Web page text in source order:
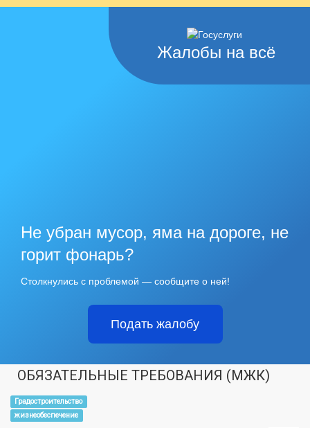
Жалобы на всё
Не убран мусор, яма на дороге, не
горит фонарь?
Столкнулись с проблемой — сообщите о ней!
Подать жалобу
ОБЯЗАТЕЛЬНЫЕ ТРЕБОВАНИЯ (МЖК)
Градостроительство
жизнеобеспечение